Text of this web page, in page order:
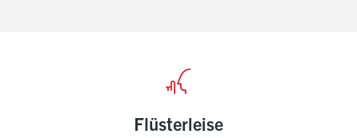
Flüsterleise